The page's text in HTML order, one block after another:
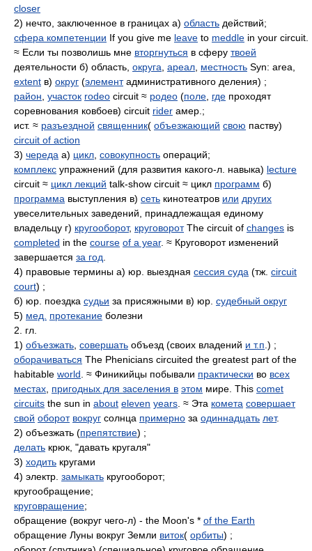
closer
2) нечто, заключенное в границах а) область действий;
сфера компетенции If you give me leave to meddle in your circuit.
≈ Если ты позволишь мне вторгнуться в сферу твоей
деятельности б) область, округа ареал местность Syn: area,
extent в) округ (элементадминистративного деления) ;
район участок rodeo circuit ≈ родео (поле где проходят
соревнования ковбоев) circuit rider амер.;
ист. ≈ разъездной священник( объезжающий свою паству)
circuit of action
3) череда а) цикл совокупность операций;
комплекс упражнений (для развития какого-л. навыка) lecture
circuit ≈ цикл лекций talk-show circuit ≈ цикл программ б)
программа выступления в) сеть кинотеатров или других
увеселительных заведений, принадлежащая единому
владельцу г) кругооборот, круговоротThe circuit of changes is
completed in the course of a year. ≈ Круговорот изменений
завершается за год
4) правовые термины а) юр. выездная сессия суда (тж. circuit
court) ;
б) юр. поездка судьи за присяжными в) юр. судебный округ
5) мед. протекание болезни
2. гл.
1) объезжать совершать объезд (своих владений и т.п .) ;
оборачиваться The Phenicians circuited the greatest part of the
habitable world . ≈ Финикийцы побывали практически во всех
местах пригодных для заселения в этом мире. This comet
circuits the sun in about eleven years . ≈ Эта комета совершает
свой оборот вокруг солнца примерно за одиннадцать лет.
2) объезжать (препятствие) ;
делать крюк, "давать кругаля"
3) ходить кругами
4) электр. замыкать кругооборот;
кругообращение;
круговращение;
обращение (вокруг чего-л) - the Moon's * of the Earth
обращение Луны вокруг Земли виток( орбиты) ;